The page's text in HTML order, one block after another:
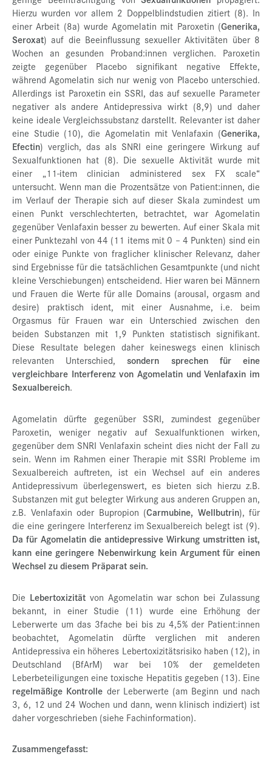
Hierzu wurden vor allem 2 Doppelblindstudien zitiert (8). In
einer Arbeit (8a) wurde Agomelatin mit Paroxetin (Generika,
Seroxat) auf die Beeinflussung sexueller Aktivitäten über 8
Wochen an gesunden Proband:innen verglichen. Paroxetin
zeigte gegenüber Placebo signifikant negative Effekte,
während Agomelatin sich nur wenig von Placebo unterschied.
Allerdings ist Paroxetin ein SSRI, das auf sexuelle Parameter
negativer als andere Antidepressiva wirkt (8,9) und daher
keine ideale Vergleichssubstanz darstellt. Relevanter ist daher
eine Studie (10), die Agomelatin mit Venlafaxin (Generika,
Efectin) verglich, das als SNRI eine geringere Wirkung auf
Sexualfunktionen hat (8). Die sexuelle Aktivität wurde mit
einer „11-item clinician administered sex FX scale“
untersucht. Wenn man die Prozentsätze von Patient:innen, die
im Verlauf der Therapie sich auf dieser Skala zumindest um
einen Punkt verschlechterten, betrachtet, war Agomelatin
gegenüber Venlafaxin besser zu bewerten. Auf einer Skala mit
einer Punktezahl von 44 (11 items mit 0 – 4 Punkten) sind ein
oder einige Punkte von fraglicher klinischer Relevanz, daher
sind Ergebnisse für die tatsächlichen Gesamtpunkte (und nicht
kleine Verschiebungen) entscheidend. Hier waren bei Männern
und Frauen die Werte für alle Domains (arousal, orgasm and
desire) praktisch ident, mit einer Ausnahme, i.e. beim
Orgasmus für Frauen war ein Unterschied zwischen den
beiden Substanzen mit 1,9 Punkten statistisch signifikant.
Diese Resultate belegen daher keineswegs einen klinisch
relevanten Unterschied,sondern sprechen für eine
vergleichbare Interferenz von Agomelatin und Venlafaxin im
Sexualbereich.
Agomelatin dürfte gegenüber SSRI, zumindest gegenüber
Paroxetin, weniger negativ auf Sexualfunktionen wirken,
gegenüber dem SNRI Venlafaxin scheint dies nicht der Fall zu
sein. Wenn im Rahmen einer Therapie mit SSRI Probleme im
Sexualbereich auftreten, ist ein Wechsel auf ein anderes
Antidepressivum überlegenswert, es bieten sich hierzu z.B.
Substanzen mit gut belegter Wirkung aus anderen Gruppen an,
z.B. Venlafaxin oder Bupropion (Carmubine, Wellbutrin), für
die eine geringere Interferenz im Sexualbereich belegt ist (9).
Da für Agomelatin die antidepressive Wirkung umstritten ist,
kann eine geringere Nebenwirkung kein Argument für einen
Wechsel zu diesem Präparat sein.
Die Lebertoxizität von Agomelatin war schon bei Zulassung
bekannt, in einer Studie (11) wurde eine Erhöhung der
Leberwerte um das 3fache bei bis zu 4,5% der Patient:innen
beobachtet, Agomelatin dürfte verglichen mit anderen
Antidepressiva ein höheres Lebertoxizitätsrisiko haben (12), in
Deutschland (BfArM) war bei 10% der gemeldeten
Leberbeteiligungen eine toxische Hepatitis gegeben (13). Eine
regelmäßige Kontrolle der Leberwerte (am Beginn und nach
3, 6, 12 und 24 Wochen und dann, wenn klinisch indiziert) ist
daher vorgeschrieben (siehe Fachinformation).
Zusammengefasst: